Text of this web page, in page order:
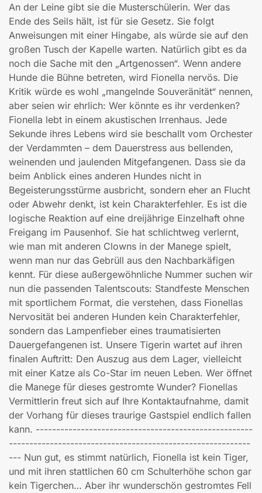
An der Leine gibt sie die Musterschülerin. Wer das
Ende des Seils hält, ist für sie Gesetz. Sie folgt
Anweisungen mit einer Hingabe, als würde sie auf den
großen Tusch der Kapelle warten. Natürlich gibt es da
noch die Sache mit den „Artgenossen“. Wenn andere
Hunde die Bühne betreten, wird Fionella nervös. Die
Kritik würde es wohl „mangelnde Souveränität“ nennen,
aber seien wir ehrlich: Wer könnte es ihr verdenken?
Fionella lebt in einem akustischen Irrenhaus. Jede
Sekunde ihres Lebens wird sie beschallt vom Orchester
der Verdammten – dem Dauerstress aus bellenden,
weinenden und jaulenden Mitgefangenen. Dass sie da
beim Anblick eines anderen Hundes nicht in
Begeisterungsstürme ausbricht, sondern eher an Flucht
oder Abwehr denkt, ist kein Charakterfehler. Es ist die
logische Reaktion auf eine dreijährige Einzelhaft ohne
Freigang im Pausenhof. Sie hat schlichtweg verlernt,
wie man mit anderen Clowns in der Manege spielt,
wenn man nur das Gebrüll aus den Nachbarkäfigen
kennt. Für diese außergewöhnliche Nummer suchen wir
nun die passenden Talentscouts: Standfeste Menschen
mit sportlichem Format, die verstehen, dass Fionellas
Nervosität bei anderen Hunden kein Charakterfehler,
sondern das Lampenfieber eines traumatisierten
Dauergefangenen ist. Unsere Tigerin wartet auf ihren
finalen Auftritt: Den Auszug aus dem Lager, vielleicht
mit einer Katze als Co-Star im neuen Leben. Wer öffnet
die Manege für dieses gestromte Wunder? Fionellas
Vermittlerin freut sich auf Ihre Kontaktaufnahme, damit
der Vorhang für dieses traurige Gastspiel endlich fallen
kann. -----------------------------------------------------
-----------------------------------------------------------
--- Nun gut, es stimmt natürlich, Fionella ist kein Tiger,
und mit ihren stattlichen 60 cm Schulterhöhe schon gar
kein Tigerchen… Aber ihr wunderschön gestromtes Fell